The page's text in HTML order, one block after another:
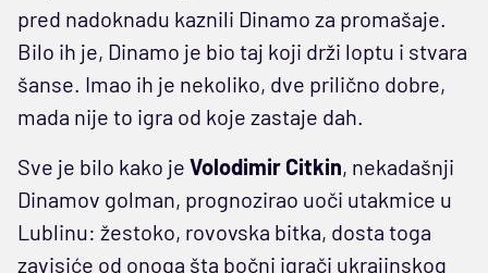
pred nadoknadu kaznili Dinamo za promašaje.
Bilo ih je, Dinamo je bio taj koji drži loptu i stvara
šanse. Imao ih je nekoliko, dve prilično dobre,
mada nije to igra od koje zastaje dah.
Sve je bilo kako je Volodimir Citkin, nekadašnji
Dinamov golman, prognozirao uoči utakmice u
Lublinu: žestoko, rovovska bitka, dosta toga
zavisiće od onoga šta bočni igrači ukrajinskog